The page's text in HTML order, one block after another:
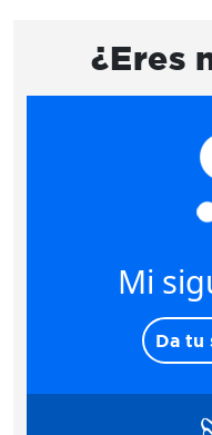
¿Eres
Mi
Da tu